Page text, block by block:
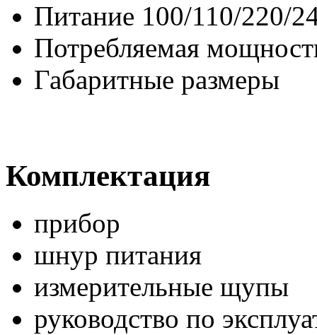
Питание 100/110/220/
Потребляемая
Габаритные размеры
Комплектация
прибор
шнур питания
измерительные щупы
руководство по